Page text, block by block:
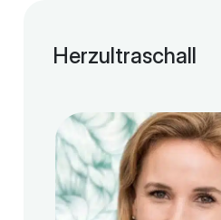
Herzultraschall